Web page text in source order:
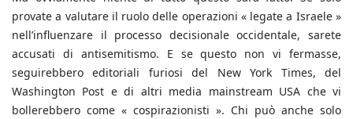
provate a valutare il ruolo delle operazioni « legate a Israele »
nell’influenzare il processo decisionale occidentale, sarete
accusati di antisemitismo. E se questo non vi fermasse,
seguirebbero editoriali furiosi del New York Times, del
Washington Post e di altri media mainstream USA che vi
bollerebbero come « cospirazionisti ». Chi può anche solo